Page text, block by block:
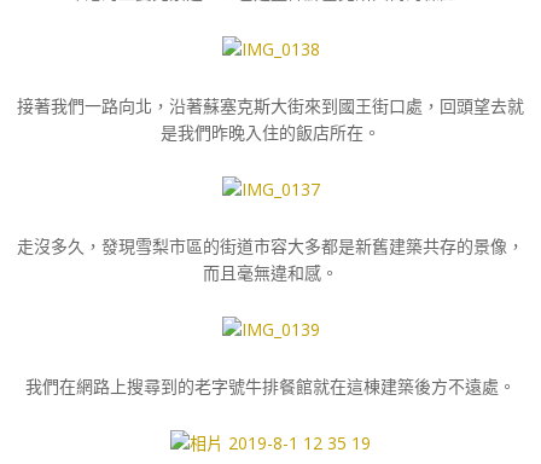
接著我們一路向北，沿著蘇塞克斯大街來到國王街口處，回頭望去就
是我們昨晚入住的飯店所在。
走沒多久，發現雪梨市區的街道市容大多都是新舊建築共存的景像，
而且毫無違和感。
我們在網路上搜尋到的老字號牛排餐館就在這棟建築後方不遠處。